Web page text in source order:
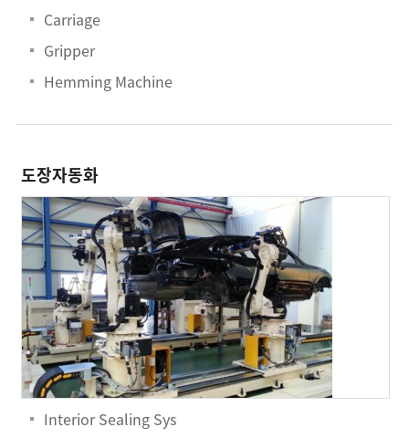
Carriage
Gripper
Hemming Machine
도장자동화
Interior Sealing Sys